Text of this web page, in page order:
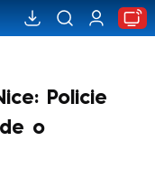
Policie
o